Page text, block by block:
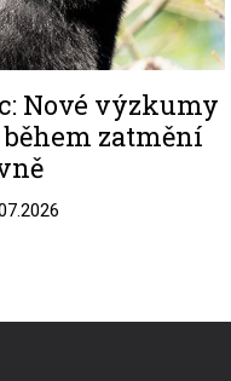
Nové výzkumy
zatmění